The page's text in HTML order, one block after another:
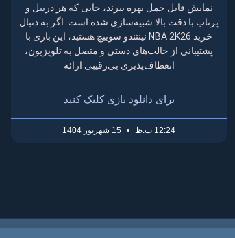
نمایش قابل حمل بهره ببرند، جایی که هر دریبل و
پرتاب با دقت بالا شبیه‌سازی شده است. اگر به دنبال
خرید NBA 2K26 نینتندو سوییچ هستید، این بازی با
پشتیبانی از حالت‌های دستی و متصل به تلویزیون،
انعطاف‌پذیری بی‌رقیبی ارائه
برای دانلود بازی کلیک کنید
12:24 ب.ظ